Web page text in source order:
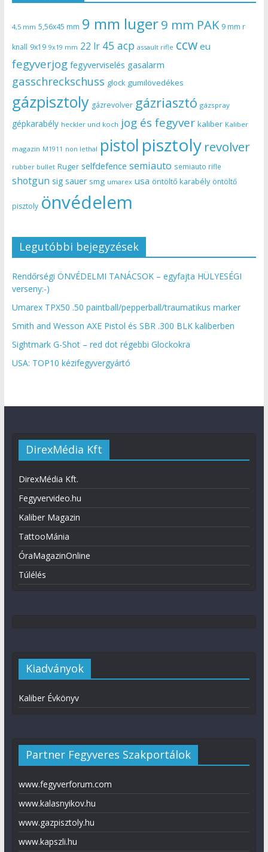
4,5 mm 5,56x45 mm 9 mm luger9 mm PAK 9 mm r
knall 9x19 9x19 mm 22 lr 45 acp assault rifle ccw eu
fegyverjog fegyverviselés gasalarm
gasschreckschuss glock gumilövedékes
gázpisztoly gázrevolver gázriasztó gázspray
gépkarabély heckler und koch jog és fegyver kaliber Kaliber
magazin M1911 non lethal pistol pisztoly revolver
rubber bullet Ruger selfdefence semiauto semiauto rifle
shotgun sig sauer smg umarex usa öntöltő karabély öntöltő
pisztoly önvédelem
Legutóbbi bejegyzések
Rendőrségi ÖNVÉDELMI TANÁCSOK – egyfajta HÜLYESÉGI
verseny:-)
Umarex TPX50 .50 paintball/pepperball/traumatikus marker
Smith and Wesson AXE Pistol és SBR .300 BLK kaliberben
Sightmark G-Shot – red dot régebbi Glockokra
USA: TOP10 kézifegyvergyártó
DirexMédia Kft
DirexMédia Kft.
Fegyvervideo.hu
Kaliber Magazin
TattooMánia
ÓraMagazinOnline
Túlélés
Kiadványok
Kaliber Évkönyv
Partner Fegyveres Szakportálok
www.fegyverforum.com
www.kalasnyikov.hu
www.gazpisztoly.hu
www.kapszli.hu